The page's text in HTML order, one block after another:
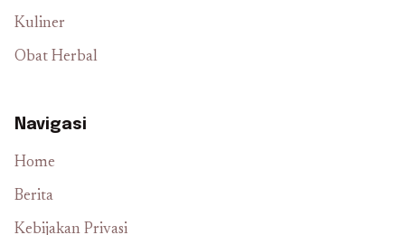
Kuliner
Obat Herbal
Navigasi
Home
Berita
Kebijakan Privasi